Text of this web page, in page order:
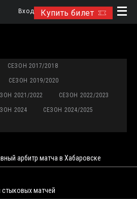
Купить билет
Вход
СЕЗОН 2017/2018
СЕЗОН 2019/2020
2021/2022 СЕЗОН 2022/2023
2024 СЕЗОН 2024/2025
арбитр матча в Хабаровске
матчей